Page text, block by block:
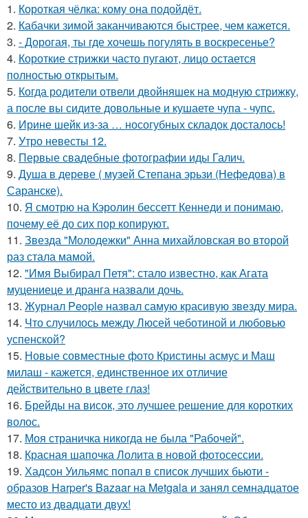
1. Короткая чёлка: кому она подойдёт.
2. Кабачки зимой заканчиваются быстрее, чем кажется.
3. - Дорогая, ты где хочешь погулять в воскресенье?
4. Короткие стрижки часто пугают, лицо остается
полностью открытым.
5. Когда родители отвели двойняшек на модную стрижку,
а после вы сидите довольные и кушаете чупа - чупс.
6. Ирине шейк из-за … носогубных складок досталось!
7. Утро невесты 12.
8. Первые свадебные фотографии иды Галич.
9. Душа в дереве ( музей Степана эрьзи (Нефедова) в
Саранске).
10. Я смотрю на Кэролин бессетт Кеннеди и понимаю,
почему её до сих пор копируют.
11. Звезда "Молодежки" Анна михайловская во второй
раз стала мамой.
12. "Имя Выбирал Петя": стало известно, как Агата
муцениеце и дранга назвали дочь.
13. Журнал People назвал самую красивую звезду мира.
14. Что случилось между Люсей чеботиной и любовью
успенской?
15. Новые совместные фото Кристины асмус и Маш
милаш - кажется, единственное их отличие
действительно в цвете глаз!
16. Брейды на висок, это лучшее решение для коротких
волос.
17. Моя страничка никогда не была "Рабочей".
18. Красная шапочка Лолита в новой фотосессии.
19. Хадсон Уильямс попал в список лучших бьюти -
образов Harper's Bazaar на Metgala и занял семнадцатое
место из двадцати двух!